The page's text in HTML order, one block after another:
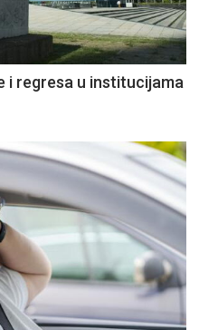
i regresa u institucijama